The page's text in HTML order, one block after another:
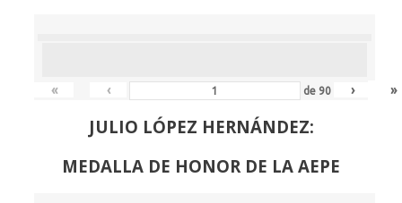
« ‹ de 90 › »
JULIO LÓPEZ HERNÁNDEZ:
MEDALLA DE HONOR DE LA AEPE